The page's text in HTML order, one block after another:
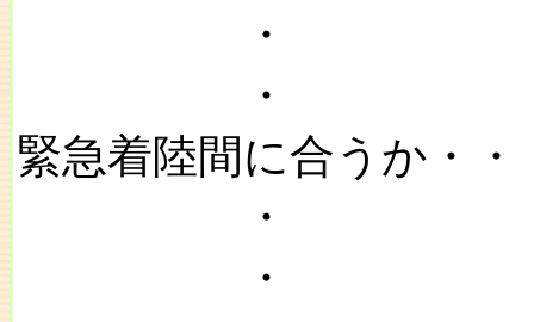
・
・
緊急着陸間に合うか・・
・
・